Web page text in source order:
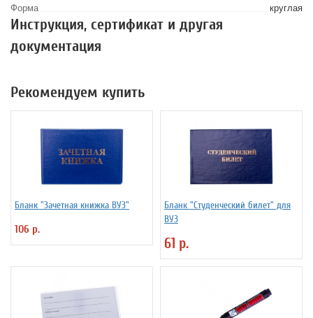
Форма
круглая
Инструкция, сертификат и другая
документация
Рекомендуем купить
Бланк "Зачетная книжка ВУЗ"
106 р.
Бланк "Студенческий билет" для
ВУЗ
61 р.